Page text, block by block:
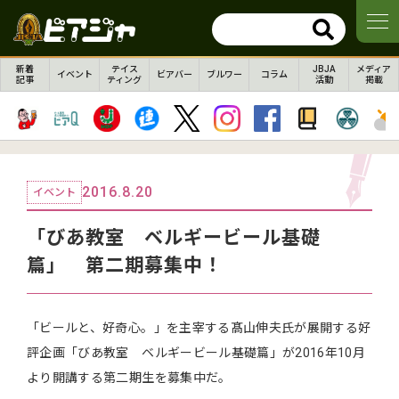
新着
記事
イベント
テイス
ティング
ビアバー ブルワー コラム
JBJA
活動
メディア
掲載
イベント 2016.8.20
「びあ教室 ベルギービール基礎
篇」 第二期募集中！
「ビールと、好奇心。」を主宰する髙山伸夫氏が展開する好
評企画「びあ教室 ベルギービール基礎篇」が2016年10月
より開講する第二期生を募集中だ。